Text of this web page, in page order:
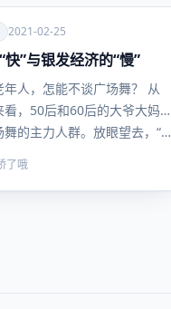
2021-02-25
快”与银发经济的“慢”
年人，怎能不谈广场舞？ 从
看，50后和60后的大爷大妈
舞的主力人群。放眼望去，“…
了哦